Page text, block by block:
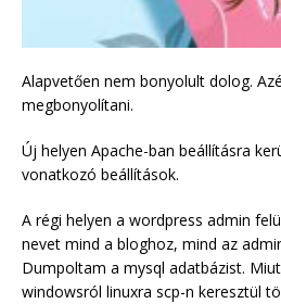
Alapvetően nem bonyolult dolog.
megbonyolítani.
Új helyen Apache-ban beállításra
vonatkozó beállítások.
A régi helyen a wordpress admin
nevet mind a bloghoz, mind az
Dumpoltam a mysql adatbázist.
windowsról linuxra scp-n keresztül